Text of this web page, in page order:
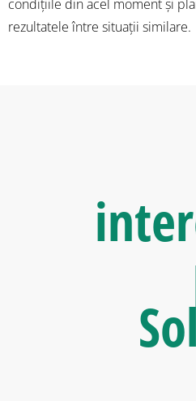
condițiile din acel moment și
rezultatele între situații similare.